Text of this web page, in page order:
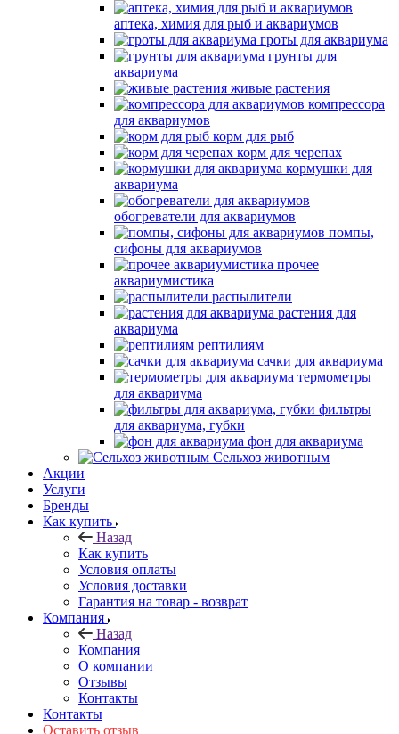
аптека, химия для рыб и аквариумов
гроты для аквариума
грунты для
аквариума
живые растения
компрессора
для аквариумов
корм для рыб
корм для черепах
кормушки для
аквариума
обогреватели для аквариумов
помпы,
сифоны для аквариумов
прочее
аквариумистика
распылители
растения для
аквариума
рептилиям
сачки для аквариума
термометры
для аквариума
фильтры
для аквариума, губки
фон для аквариума
Сельхоз животным
Акции
Услуги
Бренды
Как купить
Назад
Как купить
Условия оплаты
Условия доставки
Гарантия на товар - возврат
Компания
Назад
Компания
О компании
Отзывы
Контакты
Контакты
Оставить отзыв